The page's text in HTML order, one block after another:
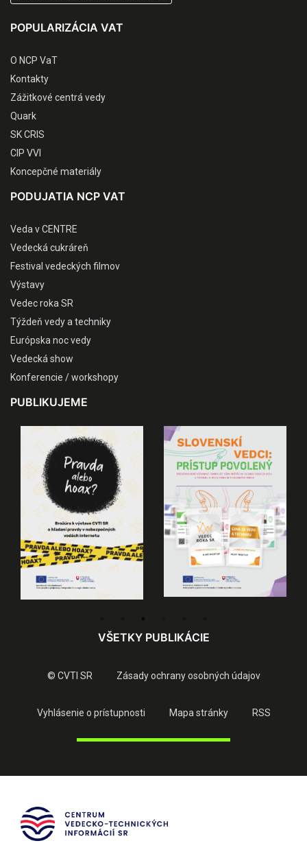
POPULARIZÁCIA VAT
O NCP VaT
Kontakty
Zážitkové centrá vedy
Quark
SK CRIS
CIP VVI
Koncepčné materiály
PODUJATIA NCP VAT
Veda v CENTRE
Vedecká cukráreň
Festival vedeckých filmov
Výstavy
Vedec roka SR
Týždeň vedy a techniky
Európska noc vedy
Vedecká show
Konferencie / workshopy
PUBLIKUJEME
VŠETKY PUBLIKÁCIE
© CVTI SR Zásady ochrany osobných údajov
Vyhlásenie o prístupnosti Mapa stránky RSS